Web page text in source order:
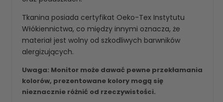
Tkanina posiada certyfikat Oeko-Tex Instytutu
Włókiennictwa, co między innymi oznacza, że
materiał jest wolny od szkodliwych barwników
alergizujących.
Uwaga: Monitor może dawać pewne przekłamania
kolorów, prezentowane kolory mogą się
nieznacznie różnić od rzeczywistości.